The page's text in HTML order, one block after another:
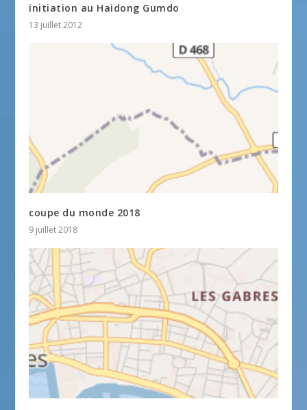
initiation au Haidong Gumdo
13 juillet 2012
coupe du monde 2018
9 juillet 2018